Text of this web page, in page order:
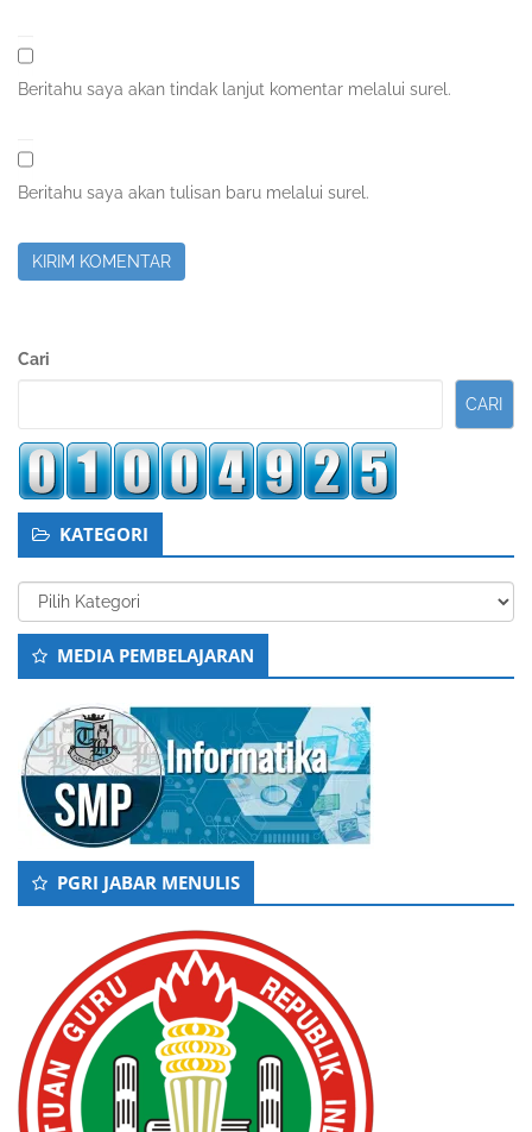
Beritahu saya akan tindak lanjut komentar melalui surel.
Beritahu saya akan tulisan baru melalui surel.
Sidebar
Cari
CARI
KATEGORI
Kategori
MEDIA PEMBELAJARAN
PGRI JABAR MENULIS